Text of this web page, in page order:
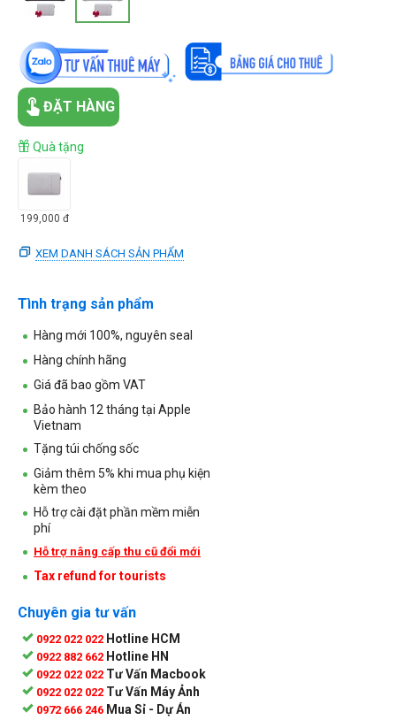
ĐẶT HÀNG
Quà tặng
199,000 đ
XEM DANH SÁCH SẢN PHẨM
Tình trạng sản phẩm
Hàng mới 100%, nguyên seal
Hàng chính hãng
Giá đã bao gồm VAT
Bảo hành 12 tháng tại Apple
Vietnam
Tặng túi chống sốc
Giảm thêm 5% khi mua phụ kiện
kèm theo
Hỗ trợ cài đặt phần mềm miễn
phí
Hỗ trợ nâng cấp thu cũ đổi mới
Tax refund for tourists
Chuyên gia tư vấn
0922 022 022 Hotline HCM
0922 882 662 Hotline HN
0922 022 022 Tư Vấn Macbook
0922 022 022 Tư Vấn Máy Ảnh
0972 666 246 Mua Sỉ - Dự Án